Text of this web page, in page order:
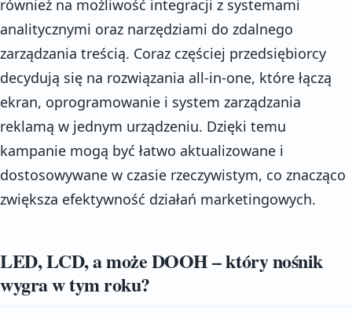
również na możliwość integracji z systemami
analitycznymi oraz narzędziami do zdalnego
zarządzania treścią. Coraz częściej przedsiębiorcy
decydują się na rozwiązania all-in-one, które łączą
ekran, oprogramowanie i system zarządzania
reklamą w jednym urządzeniu. Dzięki temu
kampanie mogą być łatwo aktualizowane i
dostosowywane w czasie rzeczywistym, co znacząco
zwiększa efektywność działań marketingowych.
LED, LCD, a może DOOH – który nośnik
wygra w tym roku?